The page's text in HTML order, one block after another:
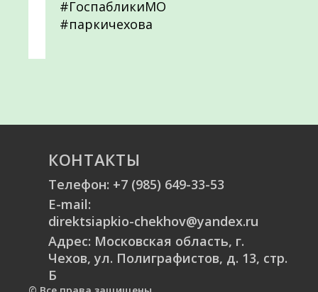
#ГоспабликиМО
#паркичехова
КОНТАКТЫ
Телефон: +7 (985) 649-33-53
E-mail:
direktsiapkio-chekhov@yandex.ru
Адрес: Московская область, г.
Чехов, ул. Полиграфистов, д. 13, стр.
Б